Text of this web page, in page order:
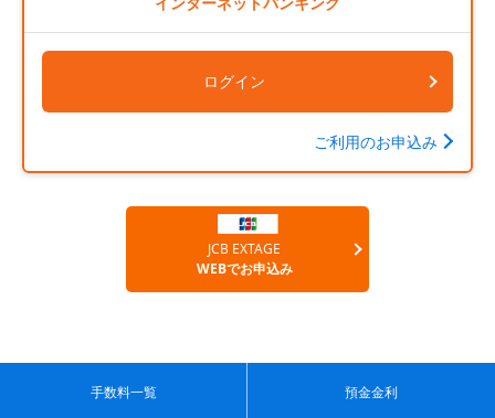
ログイン
ご利用のお申込み
JCB EXTAGE
WEBでお申込み
手数料一覧 預金金利